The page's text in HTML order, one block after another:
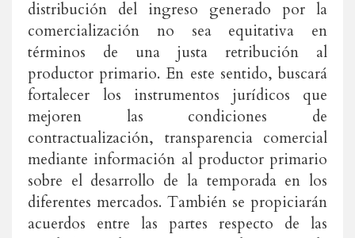
distribución del ingreso generado por la
comercialización no sea equitativa en
términos de una justa retribución al
productor primario. En este sentido, buscará
fortalecer los instrumentos jurídicos que
mejoren las condiciones de
contractualización, transparencia comercial
mediante información al productor primario
sobre el desarrollo de la temporada en los
diferentes mercados. También se propiciarán
acuerdos entre las partes respecto de las